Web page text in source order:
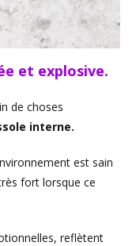
et explosive.
de choses
interne.
est sain
fort lorsque ce
reflètent